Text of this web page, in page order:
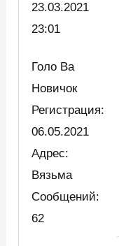
23.03.2021
23:01
Голо Ва
Новичок
Регистрация:
06.05.2021
Адрес:
Вязьма
Сообщений:
62